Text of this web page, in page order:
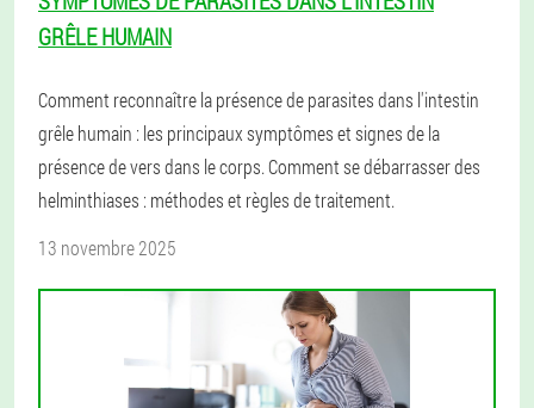
GRÊLE HUMAIN
Comment reconnaître la présence de parasites dans l'intestin
grêle humain : les principaux symptômes et signes de la
présence de vers dans le corps. Comment se débarrasser des
helminthiases : méthodes et règles de traitement.
13 novembre 2025